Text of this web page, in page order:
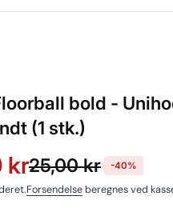
bold -
(1 stk.)
kr25,00 kr -40%
Forsendelseberegnes ved